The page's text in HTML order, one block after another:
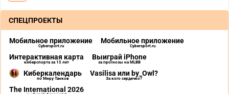
СПЕЦПРОЕКТЫ
Мобильное приложение
Cybersport.ru
Мобильное приложение
Cybersport.ru
Интерактивная карта
киберспорта за 15 лет
Выиграй iPhone
за прогнозы на MLBB
Киберкалендарь
по Миру Танков
Vasilisa или by_Owl?
За кого сердечко?
The International 2026